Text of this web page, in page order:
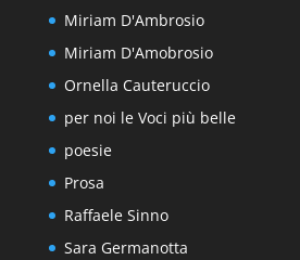
Miriam D'Ambrosio
Miriam D'Amobrosio
Ornella Cauteruccio
per noi le Voci più belle
poesie
Prosa
Raffaele Sinno
Sara Germanotta